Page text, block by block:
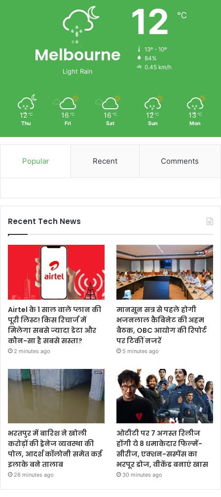
Melbourne
Light Rain
12 ℃
13º - 10º
84%
0.45 km/h
12 ℃
Thu
16 ℃
Fri
16 ℃
Sat
12 ℃
Sun
13 ℃
Mon
Popular Recent Comments
Recent Tech News
Airtel के 1 साल वाले प्लान की
पूरी लिस्ट! किस रिचार्ज में
मिलेगा सबसे ज्यादा डेटा और
कौन-सा है सबसे सस्ता?
2 minutes ago
मानसून सत्र से पहले होगी
भजनलाल कैबिनेट की अहम
बैठक, OBC आयोग की रिपोर्ट
पर टिकीं नजरें
5 minutes ago
भरतपुर में बारिश ने खोली
करोड़ों की ड्रेनेज व्यवस्था की
पोल, आदर्श कॉलोनी समेत कई
इलाके बने तालाब
26 minutes ago
ओटीटी पर 7 अगस्त रिलीज
होंगी ये 8 धमाकेदार फिल्में-
सीरीज, एक्शन-सस्पेंस का
भरपूर डोज, वीकेंड बनाएं खास
30 minutes ago